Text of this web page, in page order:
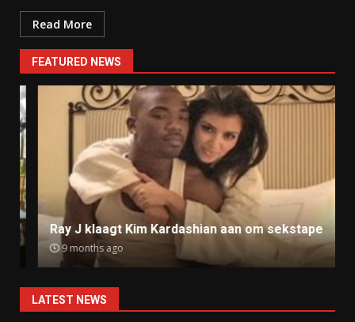
Read More
FEATURED NEWS
Ray J klaagt Kim Kardashian aan om sekstape
9 months ago
LATEST NEWS